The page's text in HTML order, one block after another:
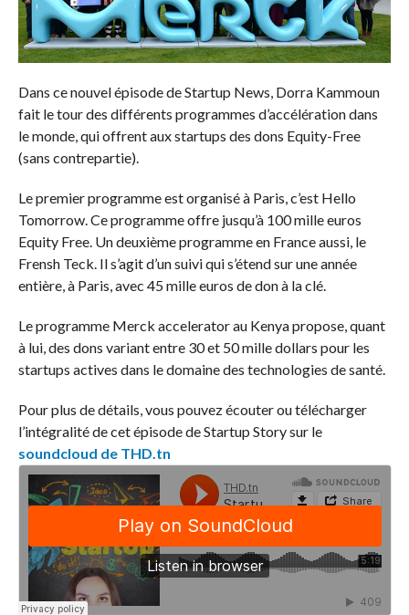
Dans ce nouvel épisode de Startup News, Dorra Kammoun
fait le tour des différents programmes d’accélération dans
le monde, qui offrent aux startups des dons Equity-Free
(sans contrepartie).
Le premier programme est organisé à Paris, c’est Hello
Tomorrow. Ce programme offre jusqu’à 100 mille euros
Equity Free. Un deuxième programme en France aussi, le
Frensh Teck. Il s’agit d’un suivi qui s’étend sur une année
entière, à Paris, avec 45 mille euros de don à la clé.
Le programme Merck accelerator au Kenya propose, quant
à lui, des dons variant entre 30 et 50 mille dollars pour les
startups actives dans le domaine des technologies de santé.
Pour plus de détails, vous pouvez écouter ou télécharger
l’intégralité de cet épisode de Startup Story sur le
soundcloud de THD.tn